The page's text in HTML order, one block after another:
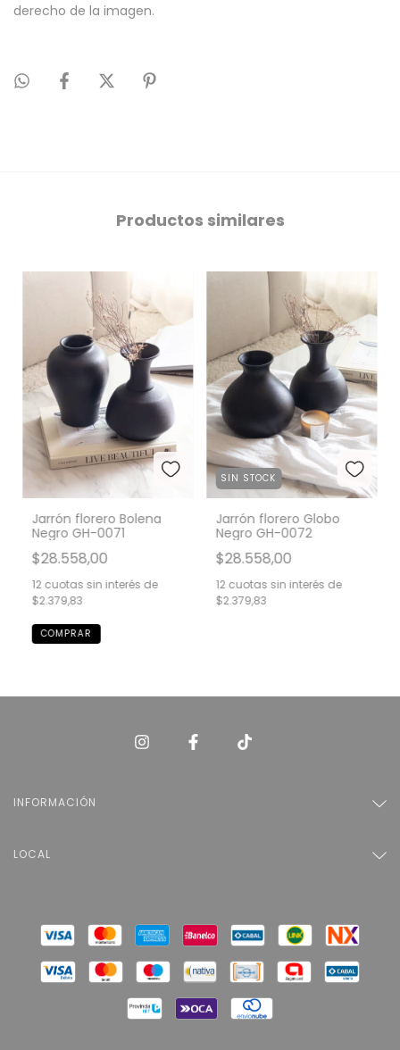
derecho de la imagen.
Productos similares
Jarrón florero Bolena
Negro GH-0071
$28.558,00
12 cuotas sin interés de
$2.379,83
SIN STOCK
Jarrón florero Globo
Negro GH-0072
$28.558,00
12 cuotas sin interés de
$2.379,83
INFORMACIÓN
LOCAL